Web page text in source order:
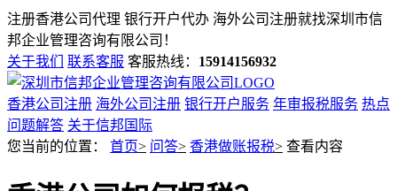
注册香港公司代理 银行开户代办 海外公司注册就找深圳市信
邦企业管理咨询有限公司！
关于我们
联系客服 客服热线： 15914156932
香港公司注册 海外公司注册 银行开户服务 年审报税服务 热点
问题解答 关于信邦国际
您当前的位置： 首页> 问答> 香港做账报税> 查看内容